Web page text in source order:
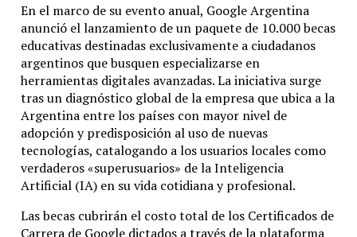
En el marco de su evento anual, Google Argentina
anunció el lanzamiento de un paquete de 10.000 becas
educativas destinadas exclusivamente a ciudadanos
argentinos que busquen especializarse en
herramientas digitales avanzadas.La iniciativa surge
tras un diagnóstico global de la empresa que ubica a la
Argentina entre los países con mayor nivel de
adopción y predisposición al uso de nuevas
tecnologías, catalogando a los usuarios locales como
verdaderos «superusuarios» de la Inteligencia
Artificial (IA) en su vida cotidiana y profesional.
Las becas cubrirán el costo total de los Certificados de
Carrera de Google dictados a través de la plataforma